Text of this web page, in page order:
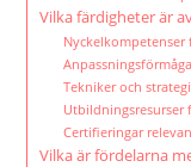
Vilka färdigheter är
Tekniker och
Certifieringar
Vilka är fördelarna